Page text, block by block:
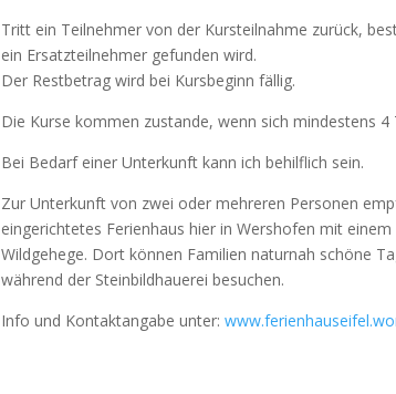
Tritt ein Teilnehmer von der Kursteilnahme zurück,
ein Ersatzteilnehmer gefunden wird.
Der Restbetrag wird bei Kursbeginn fällig.
Die Kurse kommen zustande, wenn sich mindestens 4
Bei Bedarf einer Unterkunft kann ich behilflich sein.
Zur Unterkunft von zwei oder mehreren Personen
eingerichtetes Ferienhaus hier in Wershofen mit
Wildgehege. Dort können Familien naturnah schöne
während der Steinbildhauerei besuchen.
Info und Kontaktangabe unter: